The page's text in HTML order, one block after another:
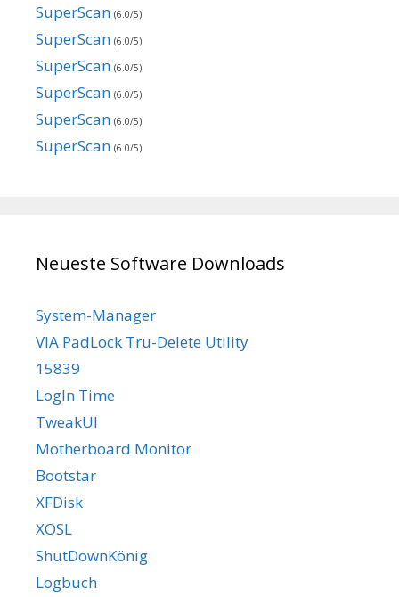
SuperScan (6.0/5)
SuperScan (6.0/5)
SuperScan (6.0/5)
SuperScan (6.0/5)
SuperScan (6.0/5)
SuperScan (6.0/5)
Neueste Software Downloads
System-Manager
VIA PadLock Tru-Delete Utility
15839
LogIn Time
TweakUI
Motherboard Monitor
Bootstar
XFDisk
XOSL
ShutDownKönig
Logbuch